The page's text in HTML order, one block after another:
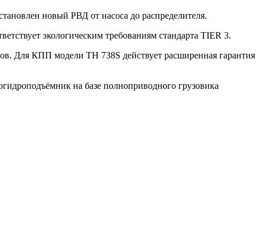
новый РВД от насоса до распределителя.
экологическим требованиям стандарта TIER 3.
Для КПП модели TH 738S действует расширенная гарантия
на базе полноприводного грузовика